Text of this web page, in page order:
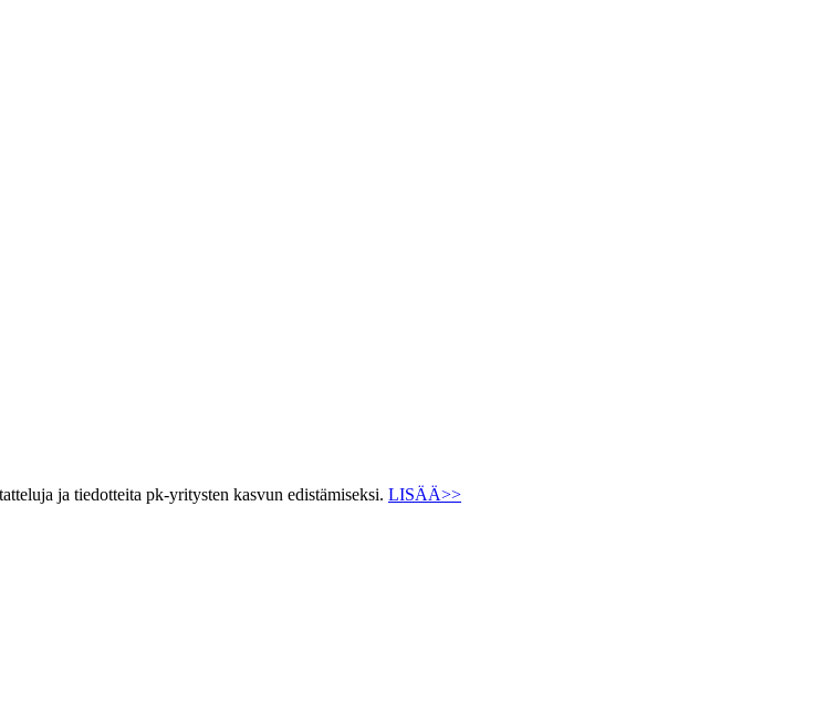
ja tiedotteita pk-yritysten kasvun edistämiseksi. LISÄÄ>>